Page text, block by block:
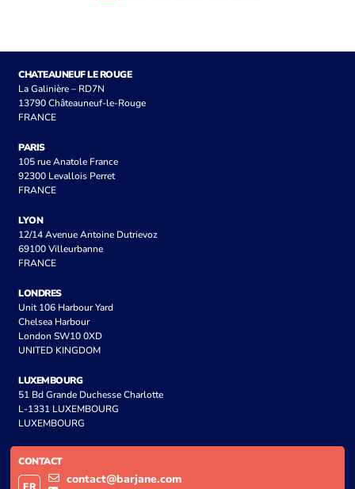
CHATEAUNEUF LE ROUGE
La Galinière – RD7N
13790 Châteauneuf-le-Rouge
FRANCE
PARIS
105 rue Anatole France
92300 Levallois Perret
FRANCE
LYON
12/14 Avenue Antoine Dutrievoz
69100 Villeurbanne
FRANCE
LONDRES
Unit 106 Harbour Yard
Chelsea Harbour
London SW10 0XD
UNITED KINGDOM
LUXEMBOURG
51 Bd Grande Duchesse Charlotte
L-1331 LUXEMBOURG
LUXEMBOURG
CONTACT
contact@barjane.com